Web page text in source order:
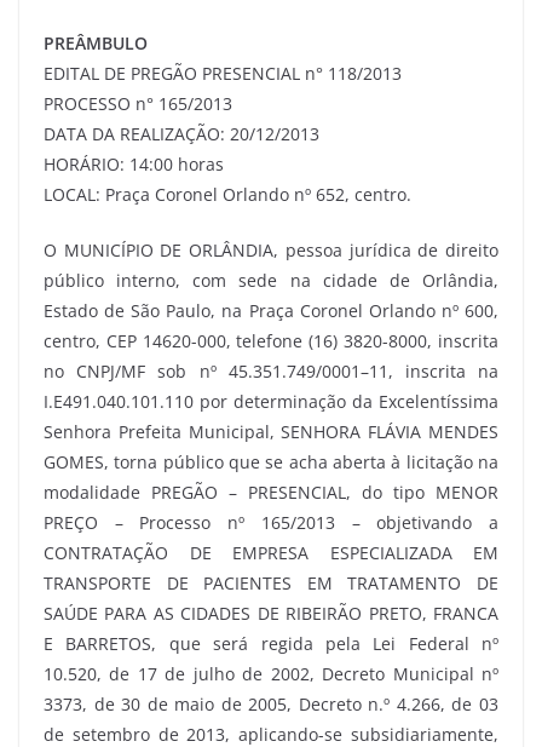
PREÂMBULO
EDITAL DE PREGÃO PRESENCIAL n° 118/2013
PROCESSO n° 165/2013
DATA DA REALIZAÇÃO: 20/12/2013
HORÁRIO: 14:00 horas
LOCAL: Praça Coronel Orlando nº 652, centro.
O MUNICÍPIO DE ORLÂNDIA, pessoa jurídica de direito
público interno, com sede na cidade de Orlândia,
Estado de São Paulo, na Praça Coronel Orlando nº 600,
centro, CEP 14620-000, telefone (16) 3820-8000, inscrita
no CNPJ/MF sob nº 45.351.749/0001–11, inscrita na
I.E491.040.101.110 por determinação da Excelentíssima
Senhora Prefeita Municipal, SENHORA FLÁVIA MENDES
GOMES, torna público que se acha aberta à licitação na
modalidade PREGÃO – PRESENCIAL, do tipo MENOR
PREÇO – Processo nº 165/2013 – objetivando a
CONTRATAÇÃO DE EMPRESA ESPECIALIZADA EM
TRANSPORTE DE PACIENTES EM TRATAMENTO DE
SAÚDE PARA AS CIDADES DE RIBEIRÃO PRETO, FRANCA
E BARRETOS, que será regida pela Lei Federal nº
10.520, de 17 de julho de 2002, Decreto Municipal nº
3373, de 30 de maio de 2005, Decreto n.º 4.266, de 03
de setembro de 2013, aplicando-se subsidiariamente,